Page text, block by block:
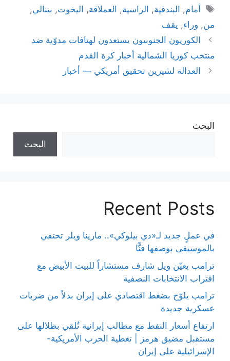
الوسوم
أمام, البندقية, الراسية, العملاقة, اليخوت, بينالي,
من, وراء, يقف
الكوريون الجنوبيون يستعدون لهتافات مدوّية ضد
منتخب كوريا الشمالية أخبار كرة القدم
العدالة لشيرين تحقيق أمريكي — أخبار
البحث
البحث
Recent Posts
في عملٍ جديد لـ«دي بيلوكي».. مارينا ويلر تحتفي
بالموسيقى بوصفها فنًّا
ترامب يعيّن ويل شارف مستشاراً للبيت الأبيض مع
اقتراب الانتخابات النصفية
ترامب يلوّح بضغط اقتصادي على إيران بدلاً من ضربات
عسكرية جديدة
ارتفاع أسعار النفط مع مطالب إيرانية تُلقي بظلالها على
مستقبل مضيق هرمز | تغطية الحرب الأمريكية-
الإسرائيلية على إيران